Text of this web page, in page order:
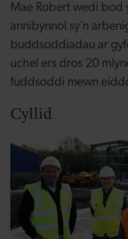
Mae Robert wedi bod
annibynnol sy’n
buddsoddiadau ar
uchel ers dros 20
fuddsoddi mewn
Cyllid